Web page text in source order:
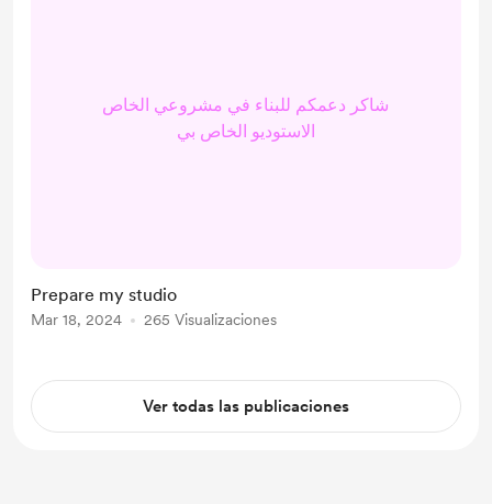
شاكر دعمكم للبناء في مشروعي الخاص
الاستوديو الخاص بي
Prepare my studio
Mar 18, 2024 265 Visualizaciones
Ver todas las publicaciones